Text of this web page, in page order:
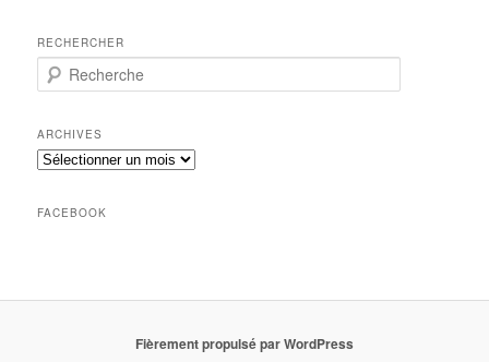
RECHERCHER
e
h
e
r
h
ARCHIVES
Archives
FACEBOOK
Fièrement propulsé par WordPress